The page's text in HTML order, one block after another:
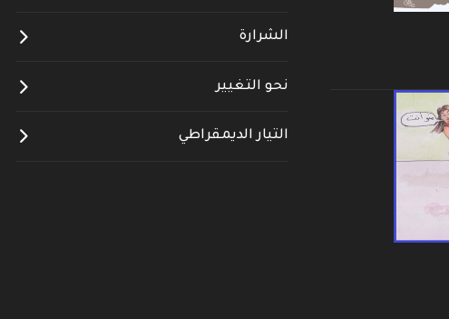
الشرارة
نحو التغيير
التيار الديمقراطي